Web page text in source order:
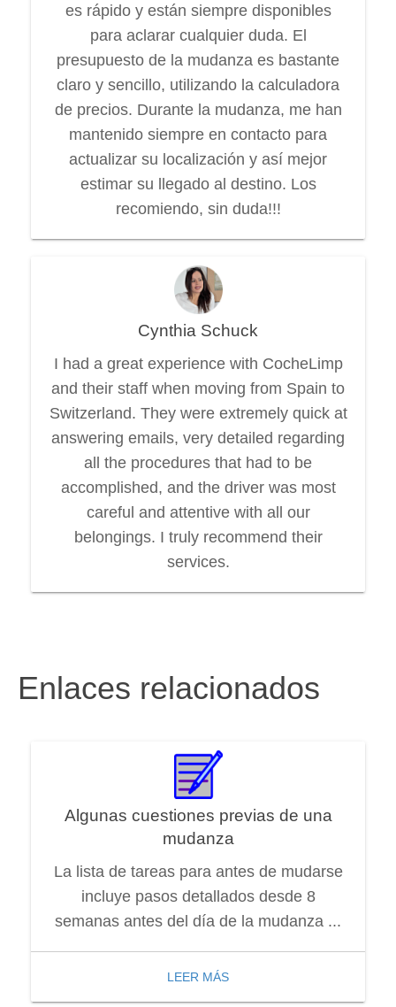
es rápido y están siempre disponibles
para aclarar cualquier duda. El
presupuesto de la mudanza es bastante
claro y sencillo, utilizando la calculadora
de precios. Durante la mudanza, me han
mantenido siempre en contacto para
actualizar su localización y así mejor
estimar su llegado al destino. Los
recomiendo, sin duda!!!
Cynthia Schuck
I had a great experience with CocheLimp
and their staff when moving from Spain to
Switzerland. They were extremely quick at
answering emails, very detailed regarding
all the procedures that had to be
accomplished, and the driver was most
careful and attentive with all our
belongings. I truly recommend their
services.
Enlaces relacionados
Algunas cuestiones previas de una
mudanza
La lista de tareas para antes de mudarse
incluye pasos detallados desde 8
semanas antes del día de la mudanza ...
LEER MÁS